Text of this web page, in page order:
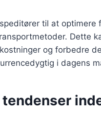
til at
Dette
og forbedre
i dagens